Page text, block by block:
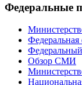
Федеральные
Федеральная
Обзор СМИ